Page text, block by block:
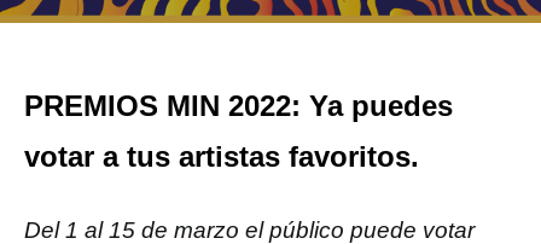
PREMIOS MIN 2022: Ya puedes
votar a tus artistas favoritos.
Del 1 al 15 de marzo el público puede votar